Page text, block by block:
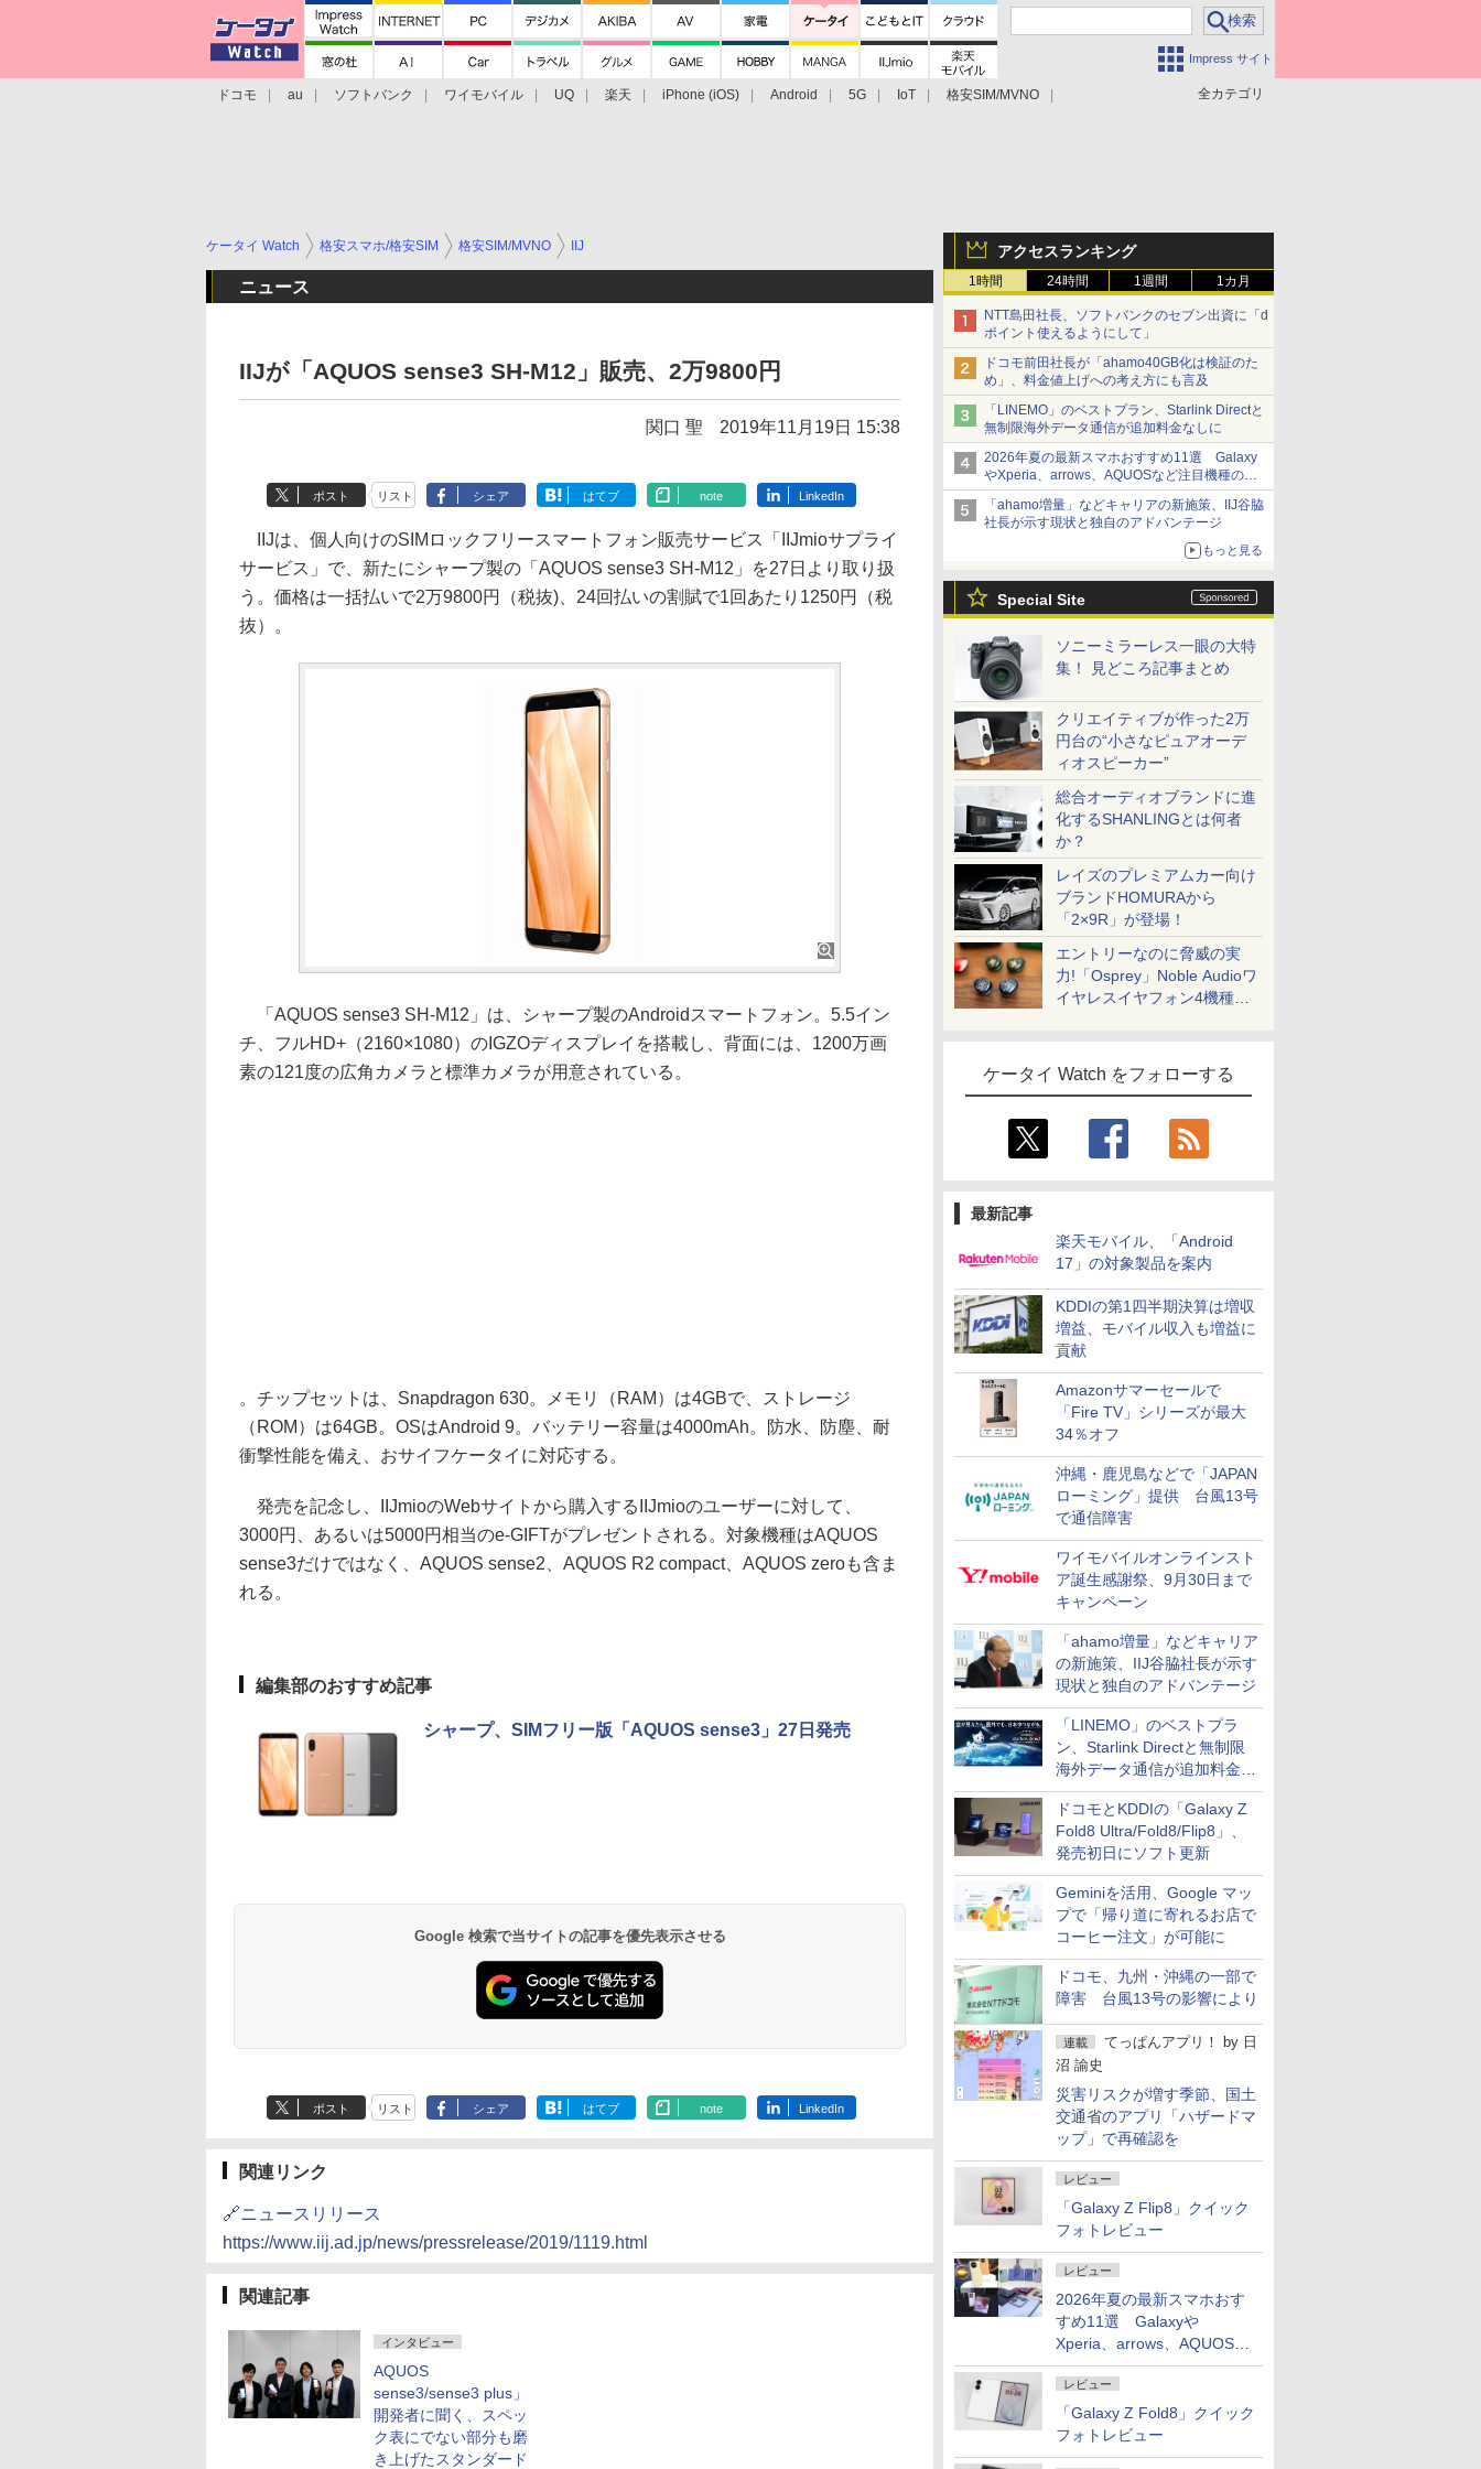
Impress サイト
全カテゴリ
ドコモ au ソフトバンク ワイモバイル UQ 楽天 iPhone (iOS) Android 5G IoT
格安SIM/MVNO
アクセスランキング
1時間 24時間 1週間 1カ月
NTT島田社長、ソフトバンクのセブン出資に「d
ポイント使えるようにして」
ドコモ前田社長が「ahamo40GB化は検証のた
め」、料金値上げへの考え方にも言及
「LINEMO」のベストプラン、Starlink Directと
無制限海外データ通信が追加料金なしに
2026年夏の最新スマホおすすめ11選 Galaxy
やXperia、arrows、AQUOSなど注目機種の特
徴は
「ahamo増量」などキャリアの新施策、IIJ谷脇
社長が示す現状と独自のアドバンテージ
もっと見る
Special Site
ソニーミラーレス一眼の大特
集！ 見どころ記事まとめ
クリエイティブが作った2万
円台の“小さなピュアオーデ
ィオスピーカー”
総合オーディオブランドに進
化するSHANLINGとは何者
か？
レイズのプレミアムカー向け
ブランドHOMURAから
「2×9R」が登場！
エントリーなのに脅威の実
力!「Osprey」Noble Audioワ
イヤレスイヤフォン4機種を
ケータイ Watch をフォローする
最新記事
楽天モバイル、「Android
17」の対象製品を案内
KDDIの第1四半期決算は増収
増益、モバイル収入も増益に
貢献
Amazonサマーセールで
「Fire TV」シリーズが最大
34％オフ
沖縄・鹿児島などで「JAPAN
ローミング」提供 台風13号
で通信障害
ワイモバイルオンラインスト
ア誕生感謝祭、9月30日まで
キャンペーン
「ahamo増量」などキャリア
の新施策、IIJ谷脇社長が示す
現状と独自のアドバンテージ
「LINEMO」のベストプラ
ン、Starlink Directと無制限
海外データ通信が追加料金な
しに
ドコモとKDDIの「Galaxy Z
Fold8 Ultra/Fold8/Flip8」、
発売初日にソフト更新
Geminiを活用、Google マッ
プで「帰り道に寄れるお店で
コーヒー注文」が可能に
ドコモ、九州・沖縄の一部で
障害 台風13号の影響により
連載 てっぱんアプリ！ by 日
沼 諭史
災害リスクが増す季節、国土
交通省のアプリ「ハザードマ
ップ」で再確認を
レビュー
「Galaxy Z Flip8」クイック
フォトレビュー
レビュー
2026年夏の最新スマホおす
すめ11選 Galaxyや
Xperia、arrows、AQUOSな
ど注目機種の特徴は
レビュー
「Galaxy Z Fold8」クイック
フォトレビュー
ケータイ Watch 格安スマホ/格安SIM 格安SIM/MVNO IIJ
ニュース
IIJが「AQUOS sense3 SH-M12」販売、2万9800円
関口 聖 2019年11月19日 15:38
ポスト リスト シェア はてブ note LinkedIn
IIJは、個人向けのSIMロックフリースマートフォン販売サービス「IIJmioサプライ
サービス」で、新たにシャープ製の「AQUOS sense3 SH-M12」を27日より取り扱
う。価格は一括払いで2万9800円（税抜)、24回払いの割賦で1回あたり1250円（税
抜）。
「AQUOS sense3 SH-M12」は、シャープ製のAndroidスマートフォン。5.5イン
チ、フルHD+（2160×1080）のIGZOディスプレイを搭載し、背面には、1200万画
素の121度の広角カメラと標準カメラが用意されている。
。チップセットは、Snapdragon 630。メモリ（RAM）は4GBで、ストレージ
（ROM）は64GB。OSはAndroid 9。バッテリー容量は4000mAh。防水、防塵、耐
衝撃性能を備え、おサイフケータイに対応する。
発売を記念し、IIJmioのWebサイトから購入するIIJmioのユーザーに対して、
3000円、あるいは5000円相当のe-GIFTがプレゼントされる。対象機種はAQUOS
sense3だけではなく、AQUOS sense2、AQUOS R2 compact、AQUOS zeroも含ま
れる。
編集部のおすすめ記事
シャープ、SIMフリー版「AQUOS sense3」27日発売
Google 検索で当サイトの記事を優先表示させる
ポスト リスト シェア はてブ note LinkedIn
関連リンク
🔗ニュースリリース
https://www.iij.ad.jp/news/pressrelease/2019/1119.html
関連記事
インタビュー
AQUOS
sense3/sense3 plus」
開発者に聞く、スペッ
ク表にでない部分も磨
き上げたスタンダード